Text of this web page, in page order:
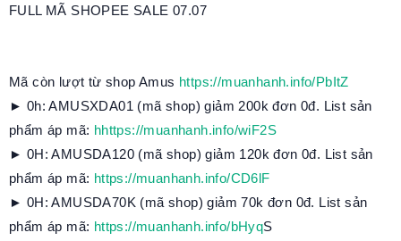
FULL MÃ SHOPEE SALE 07.07
Mã còn lượt từ shop Amus https://muanhanh.info/PbItZ
► 0h: AMUSXDA01 (mã shop) giảm 200k đơn 0đ. List sản
phẩm áp mã: hhttps://muanhanh.info/wiF2S
► 0H: AMUSDA120 (mã shop) giảm 120k đơn 0đ. List sản
phẩm áp mã: https://muanhanh.info/CD6lF
► 0H: AMUSDA70K (mã shop) giảm 70k đơn 0đ. List sản
phẩm áp mã: https://muanhanh.info/bHyqS